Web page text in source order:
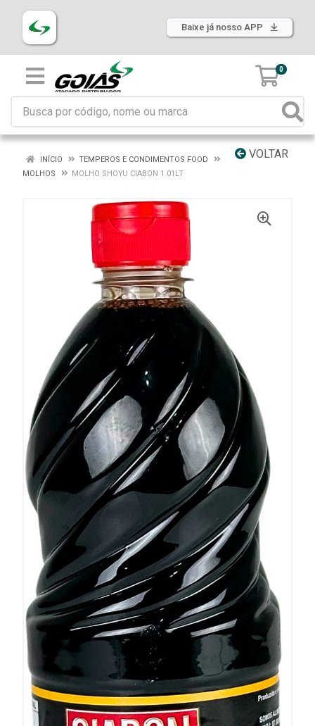
Baixe já nosso APP
0
VOLTAR
INÍCIO
TEMPEROS E CONDIMENTOS FOOD
MOLHOS
MOLHO SHOYU CIABON 1.01LT